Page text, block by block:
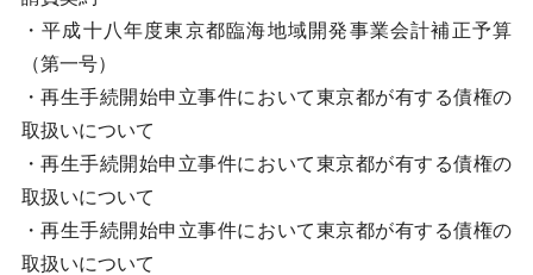
・平成十八年度東京都臨海地域開発事業会計補正予算
（第一号）
・再生手続開始申立事件において東京都が有する債権の
取扱いについて
・再生手続開始申立事件において東京都が有する債権の
取扱いについて
・再生手続開始申立事件において東京都が有する債権の
取扱いについて